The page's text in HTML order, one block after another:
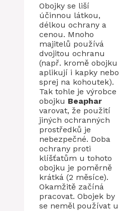
Obojky se liší
účinnou látkou,
délkou ochrany a
cenou. Mnoho
majitelů používá
dvojitou ochranu
(např. kromě obojku
aplikují i ​​kapky nebo
sprej na kohoutek).
Tak tohle je výrobce
obojku Beaphar
varovat, že použití
jiných ochranných
prostředků je
nebezpečné. Doba
ochrany proti
klíšťatům u tohoto
obojku je poměrně
krátká (2 měsíce).
Okamžitě začíná
pracovat. Obojek by
se neměl používat u